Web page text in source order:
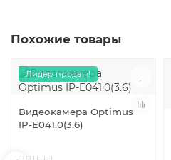
Похожие товары
Лидер продаж!
Видеокамера Optimus
IP-E041.0(3.6)